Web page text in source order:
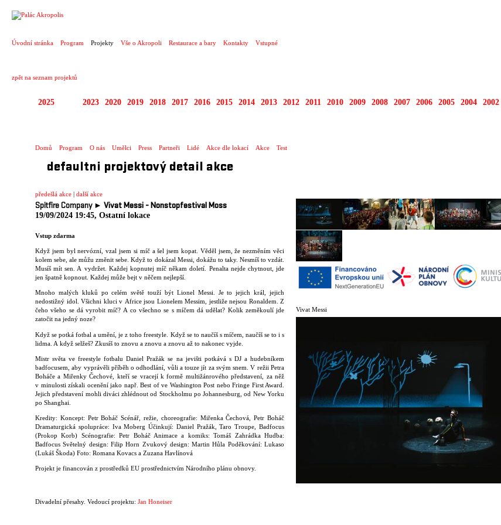
Úvodní stránka Program Projekty Vše o Akropoli Restaurace a bary Kontakty Vstupné
zpět na seznam projektů
2025 2023 2020 2019 2018 2017 2016 2015 2014 2013 2012 2011 2010 2009 2008 2007 2006 2005 2004 2002
Domů Program O nás Umělci Press Partneři Lidé Akce dle lokací Akce Test
defaultni projektový detail akce
předešlá akce | další akce
Spitfire Company ► Vivat Messi - Nonstopfestival Moss
19/09/2024 19:45, Ostatní lokace
Vstup zdarma
Když jsem byl nervózní, vzal jsem si míč a šel jsem kopat. Věděl jsem, že nezměním věci
kolem sebe, ale můžu změnit sebe. Když to dokázal Messi, dokážu to taky. Nesmíš to vzdát.
Musíš mít sen. A vydržet. Každej kopnutej míč někam doletí. Penalta nejde chytnout, jde
jen špatně kopnout. Každej může bejt v něčem nejlepší.
Mnoho malých kluků po celém světě touží být Lionel Messi. Je to jejich král, jejich
nedostižný idol. Všichni kluci v Africe jsou Lionelem Messim, jestliže nejsou Ronaldem. Z
čeho všeho se dá vyrobit míč? A co všechno se s míčem dá udělat? Kolik zeměkoulí jde
zatočit na jedný noze?
Když se potká fotbal a umění, je z toho freestyle. Když se to naučíš s míčem, naučíš se to i s
lidma. A když selžeš? Zkusíš to znovu a znovu a znovu až to nakonec vyjde.
Mistr světa ve freestyle fotbalu Daniel Pražák se na jevišti potkává s DJ a hudebníkem
badfocusem, aby vyprávěli příběh o odhodlání, vůli a touze jít za svým snem. V režii Petra
Boháče a Miřenky Čechové, kteří se vracejí k formě multižánrového představení, za něž
v minulosti získali ocenění jako např. Best of ve Washington Post nebo Fringe First Award.
Jejich představení mohli diváci zhlédnout od Stockholmu po Johannesburg, od New Yorku
po Shanghai.
Kredity: Koncept: Petr Boháč Scénář, režie, choreografie: Miřenka Čechová, Petr Boháč
Dramaturgická spolupráce: Iva Moberg Účinkují: Daniel Pražák, Taro Troupe, Badfocus
(Prokop Korb) Scénografie: Petr Boháč Animace a komiks: Tomáš Zahrádka Hudba:
Badfocus Světelný design: Filip Horn Zvukový design: Martin Hůla Poděkování: Lukaso
(Lukáš Škoda) Foto: Romana Kovacs a Zuzana Havlínová
Projekt je financován z prostředků EU prostřednictvím Národního plánu obnovy.
Vivat Messi
Divadelní přesahy. Vedoucí projektu: Jan Honeiser